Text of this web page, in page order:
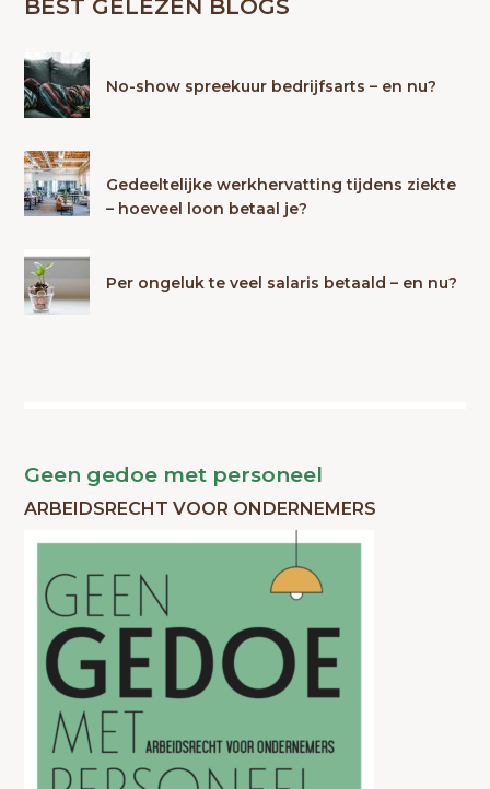
BEST GELEZEN BLOGS
No-show spreekuur bedrijfsarts – en nu?
Gedeeltelijke werkhervatting tijdens ziekte
– hoeveel loon betaal je?
Per ongeluk te veel salaris betaald – en nu?
Geen gedoe met personeel
ARBEIDSRECHT VOOR ONDERNEMERS